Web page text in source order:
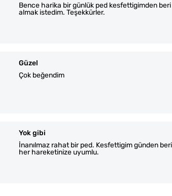
Bence harika bir günlük ped kesfettigimden
almak istedim. Teşekkürler.
Güzel
Çok beğendim
Yok gibi
İnanılmaz rahat bir ped. Kesfettigim günden
her hareketinize uyumlu.